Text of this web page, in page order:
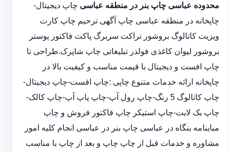
محدوده عباسی چاپ بنر در منطقه عباسی چاپ دیجیتال-
چاپخانه در منطقه عباسی چاپ آگهی ترحیم چاپ کارت
ویزیت کاتالوگ بروشور تراکت سربرگ پاکت فاکتور پوستر
بروشور لیوان کاغذی فولدر تبلیغاتی چاپ شاپرک.طراحی تا
چاپ افست و دیجیتال با قیمت مناسب و کیفیت بالا در
چاپخانه ارائه خدمات متنوع چاپی :چاپ افست-چاپ دیجیتال-
چاپ کاتالوگ 5 رنگ-چاپ رول آپ-چاپ پاپ آپ-چاپ کالک-
چاپ بک لایت-چاپ استیکر چاپ فاکتور فروش و چاپ
مباینامه بنگاه در عباسی چاپ بنر در عباسی انجام کلیه امور
مشاوره و خدمات قبل از چاپ چاپ و بعد از چاپ با مناسب